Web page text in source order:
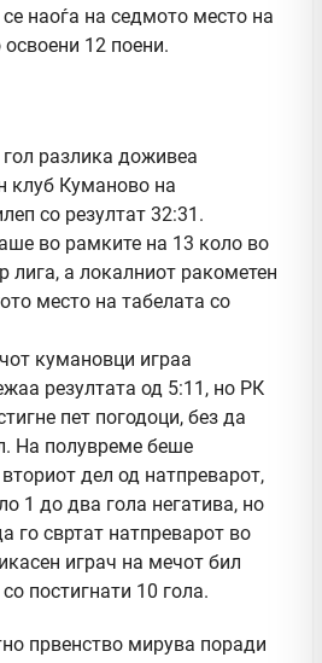
наоѓа на седмото место на
12 поени.
разлика доживеа
клуб Куманово на
со резултат 32:31.
во рамките на 13 коло во
лига, а локалниот ракометен
место на табелата со
кумановци играа
резултата од 5:11, но РК
пет погодоци, без да
На полувреме беше
дел од натпреварот,
1 до два гола негатива, но
го свртат натпреварот во
играч на мечот бил
постигнати 10 гола.
првенство мирува поради